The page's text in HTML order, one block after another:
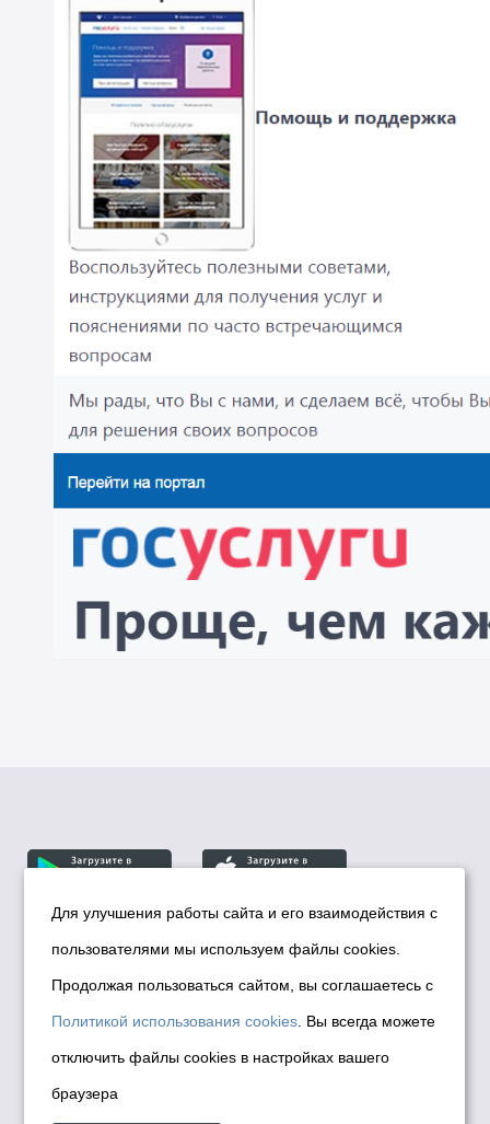
© Департамент информационной политики мэрии
города Новосибирска, 2026
Политика использования Cookies
Политика по обработке персональных
данных в информационных системах
мэрии города Новосибирска
Для улучшения работы сайта и его взаимодействия с
пользователями мы используем файлы cookies.
Продолжая пользоваться сайтом, вы соглашаетесь с
Политикой использования cookies . Вы всегда можете
отключить файлы cookies в настройках вашего
браузера